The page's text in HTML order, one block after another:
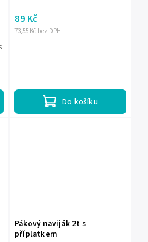
73,55 Kč bez DPH
89 Kč
Do košíku
Pákový naviják 2t s
příplatkem